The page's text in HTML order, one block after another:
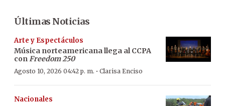
Últimas Noticias
Arte y Espectáculos
Música norteamericana llega al CCPA
conFreedom 250
Agosto 10, 2026 04:42 p. m. · Clarisa Enciso
Nacionales